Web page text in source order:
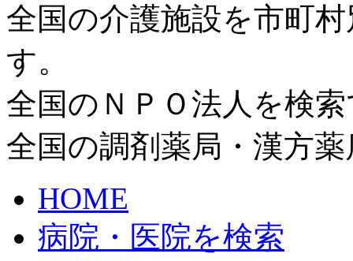
全国の介護施設を市町
す。
全国のＮＰＯ法人を検
全国の調剤薬局・漢方
HOME
病院・医院を検索